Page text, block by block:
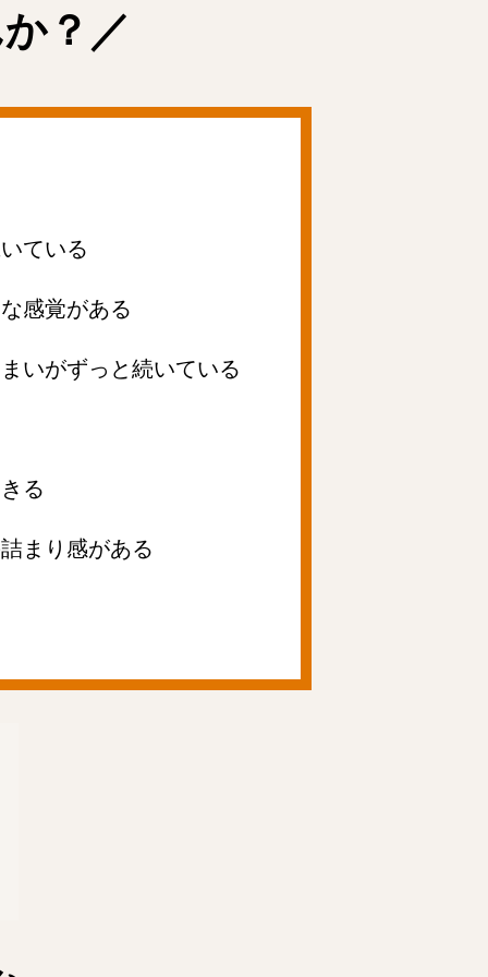
？／
ている
感覚がある
いがずっと続いている
る
まり感がある